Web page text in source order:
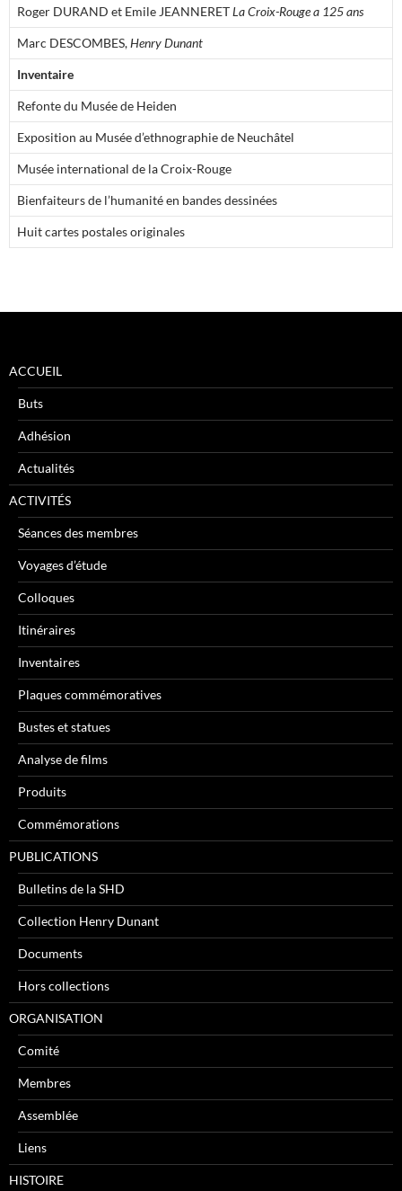
Roger DURAND et Emile JEANNERETLa Croix-Rouge a 125 ans
Marc DESCOMBES,Henry Dunant
Inventaire
Refonte du Musée de Heiden
Exposition au Musée d’ethnographie de Neuchâtel
Musée international de la Croix-Rouge
Bienfaiteurs de l’humanité en bandes dessinées
Huit cartes postales originales
ACCUEIL
Buts
Adhésion
Actualités
ACTIVITÉS
Séances des membres
Voyages d’étude
Colloques
Itinéraires
Inventaires
Plaques commémoratives
Bustes et statues
Analyse de films
Produits
Commémorations
PUBLICATIONS
Bulletins de la SHD
Collection Henry Dunant
Documents
Hors collections
ORGANISATION
Comité
Membres
Assemblée
Liens
HISTOIRE